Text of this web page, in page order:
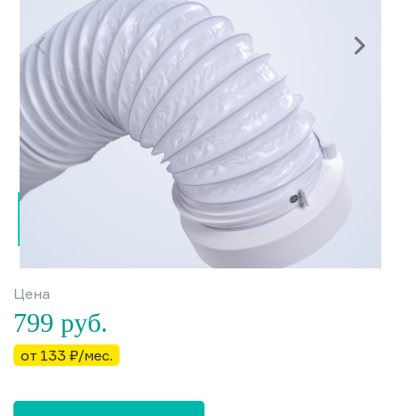
Цена
799 руб.
от 133 ₽/мес.